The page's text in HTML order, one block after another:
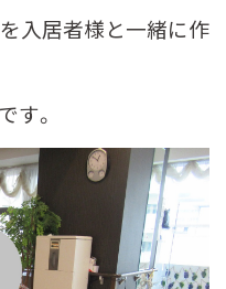
入居者様と一緒に作
す。